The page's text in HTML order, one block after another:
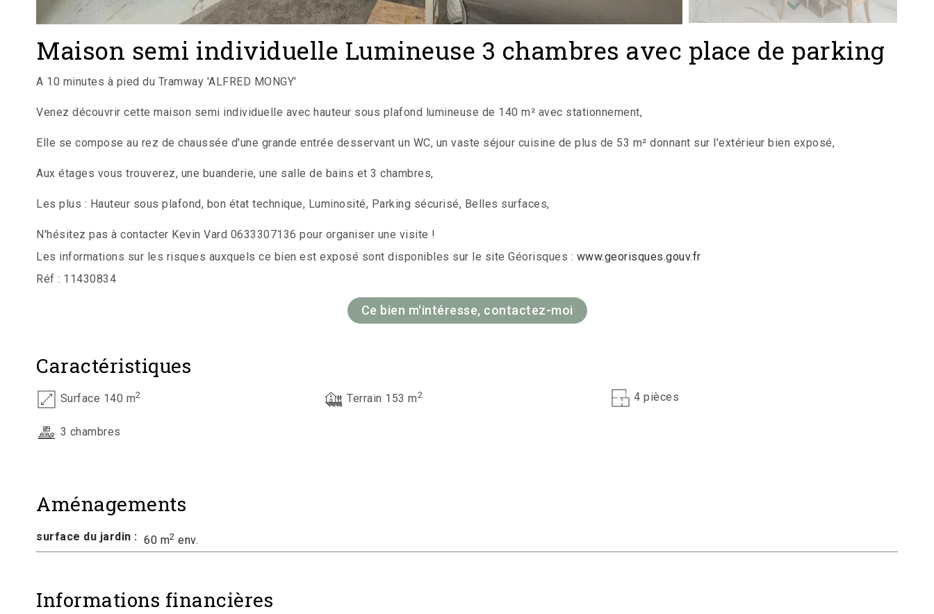
Maison semi individuelle Lumineuse 3 chambres avec place de parking
A 10 minutes à pied du Tramway 'ALFRED MONGY'
Venez découvrir cette maison semi individuelle avec hauteur sous plafond lumineuse de 140 m² avec stationnement,
Elle se compose au rez de chaussée d'une grande entrée desservant un WC, un vaste séjour cuisine de plus de 53 m² donnant sur l'extérieur bien exposé,
Aux étages vous trouverez, une buanderie, une salle de bains et 3 chambres,
Les plus : Hauteur sous plafond, bon état technique, Luminosité, Parking sécurisé, Belles surfaces,
N'hésitez pas à contacter Kevin Vard 0633307136 pour organiser une visite !
Les informations sur les risques auxquels ce bien est exposé sont disponibles sur le site Géorisques : www.georisques.gouv.fr
Réf : 11430834
Ce bien m'intéresse, contactez-moi
Caractéristiques
Surface 140 m2 Terrain 153 m2 4 pièces
3 chambres
Aménagements
surface du jardin : 60 m2 env.
Informations financières